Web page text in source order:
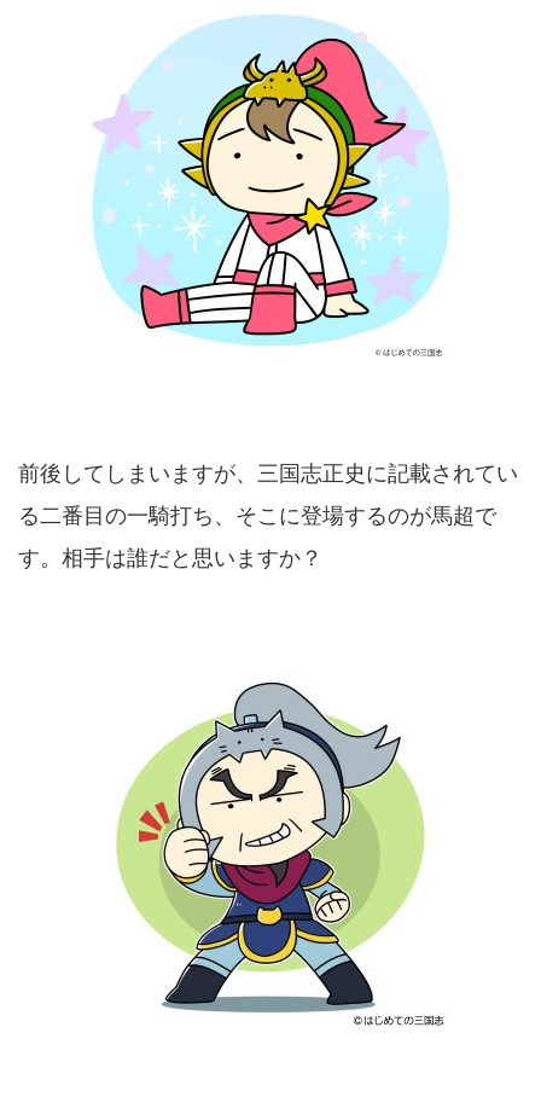
前後してしまいますが、三国志正史に記載されてい
る二番目の一騎打ち、そこに登場するのが馬超で
す。相手は誰だと思いますか？